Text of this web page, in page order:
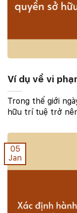
Ví dụ về vi
Trong thế giới
hữu trí tuệ trở
tưởng đã trở
05
Jan